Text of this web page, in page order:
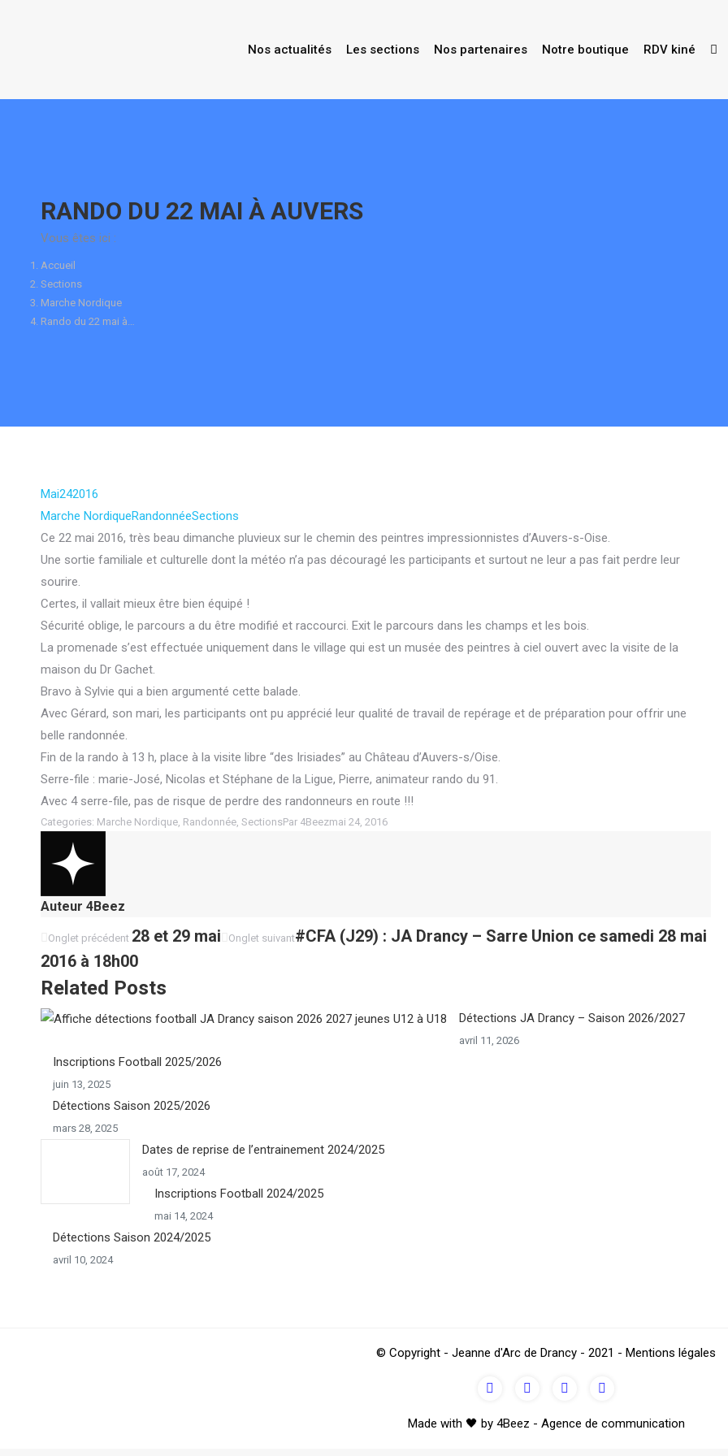
Nos actualités Les sections Nos partenaires Notre boutique RDV kiné
RANDO DU 22 MAI À AUVERS
Vous êtes ici :
Accueil
Sections
Marche Nordique
Rando du 22 mai à…
Mai242016
Marche NordiqueRandonnéeSections
Ce 22 mai 2016, très beau dimanche pluvieux sur le chemin des peintres impressionnistes d’Auvers-s-Oise.
Une sortie familiale et culturelle dont la météo n’a pas découragé les participants et surtout ne leur a pas fait perdre leur
sourire.
Certes, il vallait mieux être bien équipé !
Sécurité oblige, le parcours a du être modifié et raccourci. Exit le parcours dans les champs et les bois.
La promenade s’est effectuée uniquement dans le village qui est un musée des peintres à ciel ouvert avec la visite de la
maison du Dr Gachet.
Bravo à Sylvie qui a bien argumenté cette balade.
Avec Gérard, son mari, les participants ont pu apprécié leur qualité de travail de repérage et de préparation pour offrir une
belle randonnée.
Fin de la rando à 13 h, place à la visite libre “des Irisiades” au Château d’Auvers-s/Oise.
Serre-file : marie-José, Nicolas et Stéphane de la Ligue, Pierre, animateur rando du 91.
Avec 4 serre-file, pas de risque de perdre des randonneurs en route !!!
Categories: Marche Nordique, Randonnée, SectionsPar 4Beezmai 24, 2016
Auteur 4Beez
Navigation
de
commentaire
Onglet précédent Onglet
précédent
28 et 29 mai Onglet suivant Onglet
#CFA (J29) : JA Drancy – Sarre Union ce samedi 28 mai
2016 à 18h00
Related Posts
Détections JA Drancy – Saison 2026/2027
avril 11, 2026
Inscriptions Football 2025/2026
juin 13, 2025
Détections Saison 2025/2026
mars 28, 2025
Dates de reprise de l’entrainement 2024/2025
août 17, 2024
Inscriptions Football 2024/2025
mai 14, 2024
Détections Saison 2024/2025
avril 10, 2024
© Copyright - Jeanne d'Arc de Drancy - 2021 - Mentions légales
Made with 🖤 by 4Beez - Agence de communication